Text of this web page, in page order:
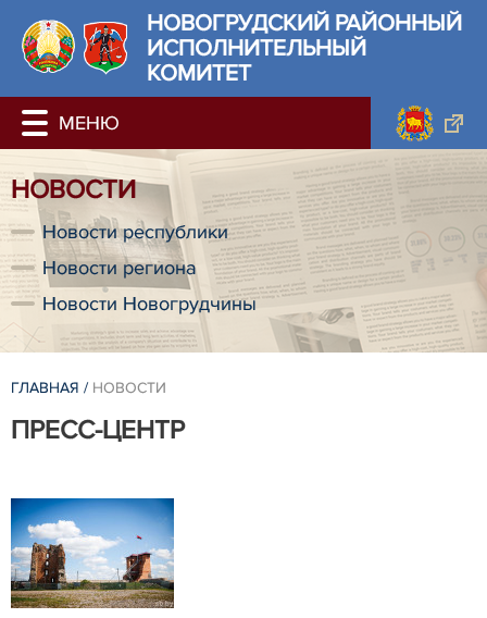
НОВОГРУДСКИЙ РАЙОННЫЙ
ИСПОЛНИТЕЛЬНЫЙ
КОМИТЕТ
НОВОСТИ
Новости республики
Новости региона
Новости Новогрудчины
ГЛАВНАЯ / НОВОСТИ
ПРЕСС-ЦЕНТР